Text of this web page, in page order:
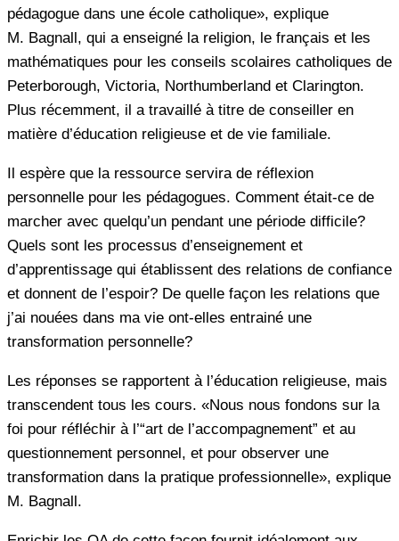
pédagogue dans une école catholique», explique
M. Bagnall, qui a enseigné la religion, le français et les
mathématiques pour les conseils scolaires catholiques de
Peterborough, Victoria, Northumberland et Clarington.
Plus récemment, il a travaillé à titre de conseiller en
matière d’éducation religieuse et de vie familiale.
Il espère que la ressource servira de réflexion
personnelle pour les pédagogues. Comment était-ce de
marcher avec quelqu’un pendant une période difficile?
Quels sont les processus d’enseignement et
d’apprentissage qui établissent des relations de confiance
et donnent de l’espoir? De quelle façon les relations que
j’ai nouées dans ma vie ont-elles entrainé une
transformation personnelle?
Les réponses se rapportent à l’éducation religieuse, mais
transcendent tous les cours. «Nous nous fondons sur la
foi pour réfléchir à l’“art de l’accompagnement” et au
questionnement personnel, et pour observer une
transformation dans la pratique professionnelle», explique
M. Bagnall.